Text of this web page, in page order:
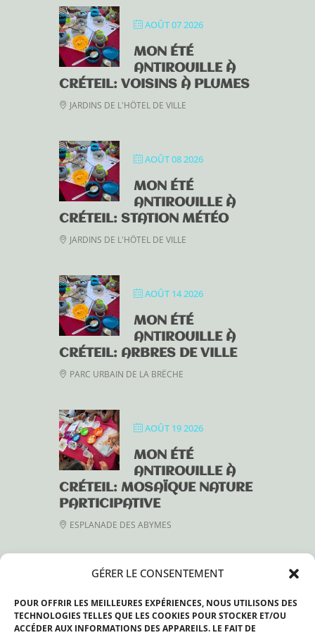
GÉRER LE CONSENTEMENT
POUR OFFRIR LES MEILLEURES EXPÉRIENCES, NOUS UTILISONS DES
TECHNOLOGIES TELLES QUE LES COOKIES POUR STOCKER ET/OU
ACCÉDER AUX INFORMATIONS DES APPAREILS. LE FAIT DE
AOÛT 07 2026
MON ÉTÉ
ANTIROUILLE À
CRÉTEIL: VOISINS À PLUMES
JARDINS DE L'HÔTEL DE VILLE
AOÛT 08 2026
MON ÉTÉ
ANTIROUILLE À
CRÉTEIL: STATION MÉTÉO
JARDINS DE L'HÔTEL DE VILLE
AOÛT 14 2026
MON ÉTÉ
ANTIROUILLE À
CRÉTEIL: ARBRES DE VILLE
PARC URBAIN DE LA BRÊCHE
AOÛT 19 2026
MON ÉTÉ
ANTIROUILLE À
CRÉTEIL: MOSAÏQUE NATURE
PARTICIPATIVE
ESPLANADE DES ABYMES
AOÛT 28 2026
MON ÉTÉ
ANTIROUILLE À